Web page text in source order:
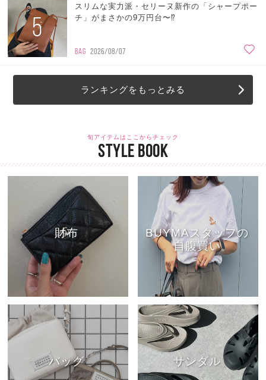
5
スリムな実力派・セリーヌ新作の「シャープポー
チ」がまさかの9万円台〜⁉
BAG 2026/08/07
ランキングをもっとみる
旬アイテムはここからチェック
STYLE BOOK
財布
BUYMAスタッフの
自腹買い
バッグ サンダル